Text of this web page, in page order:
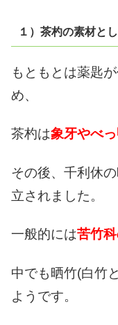
１）茶杓の素材と
もともとは薬匙
め、
茶杓は象牙やべっ
その後、千利休の
立されました。
一般的には苦竹
中でも晒竹(白竹
ようです。